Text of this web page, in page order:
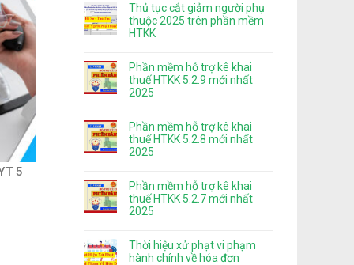
5
Thủ tục cắt giảm người phụ
thuộc 2025 trên phần mềm
HTKK
Phần mềm hỗ trợ kê khai
thuế HTKK 5.2.9 mới nhất
2025
Phần mềm hỗ trợ kê khai
thuế HTKK 5.2.8 mới nhất
2025
Phần mềm hỗ trợ kê khai
thuế HTKK 5.2.7 mới nhất
2025
Thời hiệu xử phạt vi phạm
hành chính về hóa đơn